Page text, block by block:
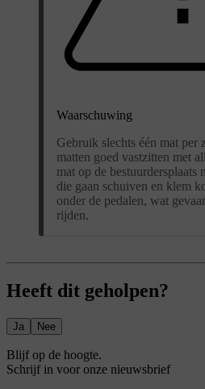
Waarschuwing
Gebruik slechts één mat per
matten goed vastzitten met
mat op de bestuurdersplaats
die gaan schuiven en klem
onder de pedalen, wat
rijden.
Heeft dit geholpen?
Ja Nee